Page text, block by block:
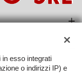
esso integrati
o indirizzi IP) e